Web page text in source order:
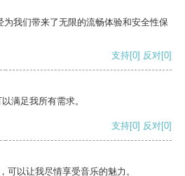
我们带来了无限的流畅体验和安全性保
支持[0] 反对[0]
满足我所有需求。
支持[0] 反对[0]
可以让我尽情享受音乐的魅力。